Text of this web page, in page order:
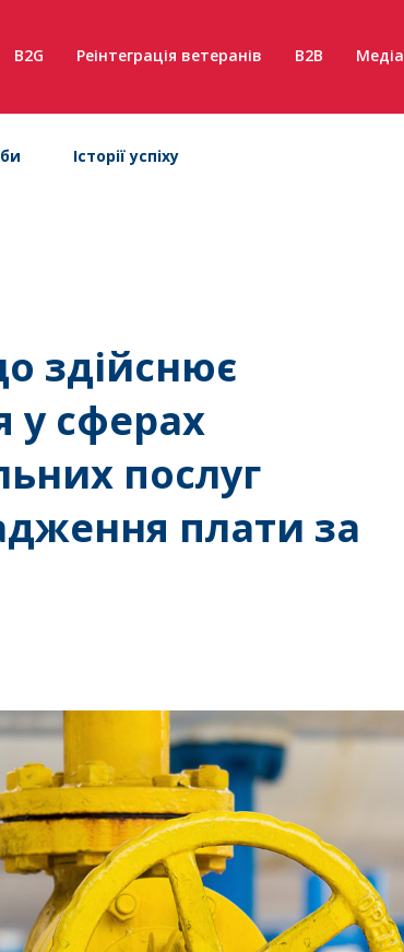
B2G Реінтеграція ветеранів B2B Медіа
Історії успіху
здійснює
у сферах
послуг
плати за